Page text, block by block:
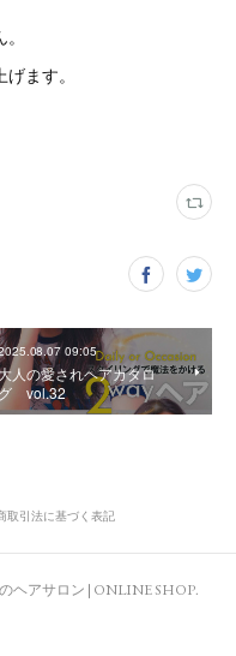
ます。
09:05
人の愛されヘアカタロ
vol.32
取引法に基づく表記
のヘアサロン | ONLINE SHOP.